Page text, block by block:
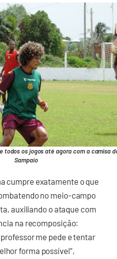
todos os jogos até agora com a camisa
Sampaio
cumpre exatamente o que
no meio-campo
auxiliando o ataque com
na recomposição:
me pede e tentar
forma possível”,